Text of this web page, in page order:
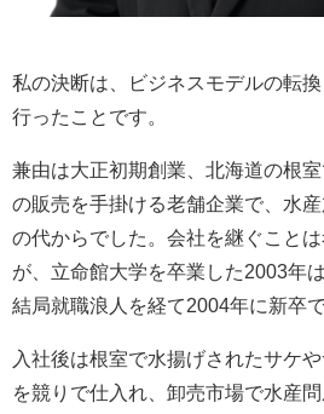
私の決断は、ビジネスモデルの転
行ったことです。
兼由は大正初期創業、北海道の根
の販売を手掛ける老舗企業で、水
の代からでした。会社を継ぐこと
が、立命館大学を卒業した2003年
結局就職浪人を経て2004年に新卒
入社後は根室で水揚げされたサケ
を競りで仕入れ、卸売市場で水産